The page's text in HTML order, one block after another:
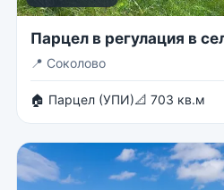
Парцел в регулация в
📍 Соколово
🏠 Парцел (УПИ)📐 703 кв.м